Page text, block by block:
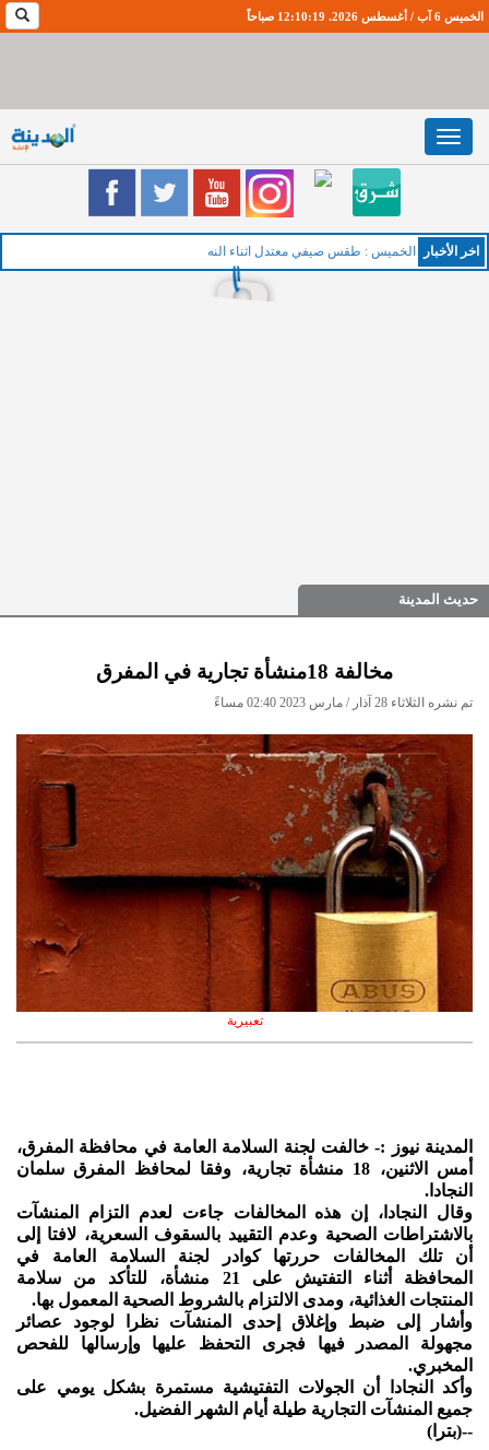
الخميس 6 آب / أغسطس 2026. 12:10:20 صباحاً
Toggle
navigation
اخر اﻷخبار الخميس : طقس صيفي معتدل اثناء النهار ولطي
حديث المدينة
مخالفة 18منشأة تجارية في المفرق
تم نشره الثلاثاء 28 آذار / مارس 2023 02:40 مساءً
تعبيرية
المدينة نيوز :- خالفت لجنة السلامة العامة في محافظة المفرق،
أمس الاثنين، 18 منشأة تجارية، وفقا لمحافظ المفرق سلمان
النجادا.
وقال النجادا، إن هذه المخالفات جاءت لعدم التزام المنشآت
بالاشتراطات الصحية وعدم التقييد بالسقوف السعرية، لافتا إلى
أن تلك المخالفات حررتها كوادر لجنة السلامة العامة في
المحافظة أثناء التفتيش على 21 منشأة، للتأكد من سلامة
المنتجات الغذائية، ومدى الالتزام بالشروط الصحية المعمول بها.
وأشار إلى ضبط وإغلاق إحدى المنشآت نظرا لوجود عصائر
مجهولة المصدر فيها فجرى التحفظ عليها وإرسالها للفحص
المخبري.
وأكد النجادا أن الجولات التفتيشية مستمرة بشكل يومي على
جميع المنشآت التجارية طيلة أيام الشهر الفضيل.
--(بترا)